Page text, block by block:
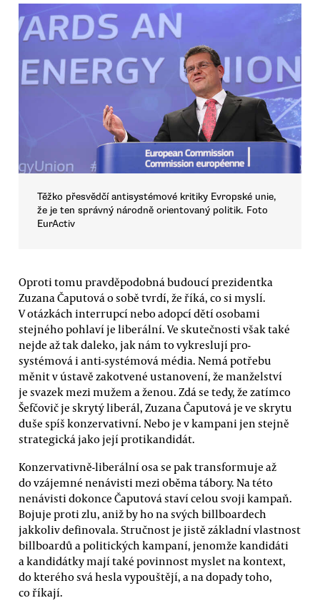
Těžko přesvědčí antisystémové kritiky Evropské unie,
že je ten správný národně orientovaný politik. Foto
EurActiv
Oproti tomu pravděpodobná budoucí prezidentka
Zuzana Čaputová o sobě tvrdí, že říká, co si myslí.
V otázkách interrupcí nebo adopcí dětí osobami
stejného pohlaví je liberální. Ve skutečnosti však také
nejde až tak daleko, jak nám to vykreslují pro-
systémová i anti-systémová média. Nemá potřebu
měnit v ústavě zakotvené ustanovení, že manželství
je svazek mezi mužem a ženou. Zdá se tedy, že zatímco
Šefčovič je skrytý liberál, Zuzana Čaputová je ve skrytu
duše spíš konzervativní. Nebo je v kampani jen stejně
strategická jako její protikandidát.
Konzervativně-liberální osa se pak transformuje až
do vzájemné nenávisti mezi oběma tábory. Na této
nenávisti dokonce Čaputová staví celou svoji kampaň.
Bojuje proti zlu, aniž by ho na svých billboardech
jakkoliv definovala. Stručnost je jistě základní vlastnost
billboardů a politických kampaní, jenomže kandidáti
a kandidátky mají také povinnost myslet na kontext,
do kterého svá hesla vypouštějí, a na dopady toho,
co říkají.